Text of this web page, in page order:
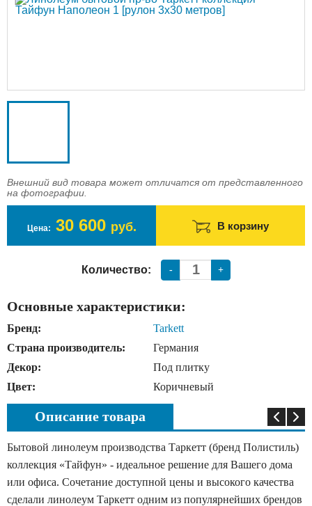
Внешний вид товара может отличатся от представленного
на фотографии.
Цена: 30 600 руб. В корзину
Количество: - +
Основные характеристики:
Бренд:
Tarkett
Страна производитель:
Германия
Декор:
Под плитку
Цвет:
Коричневый
Описание товара
Бытовой линолеум производства Таркетт (бренд Полистиль)
коллекция «Тайфун» - идеальное решение для Вашего дома
или офиса. Сочетание доступной цены и высокого качества
сделали линолеум Таркетт одним из популярнейших брендов